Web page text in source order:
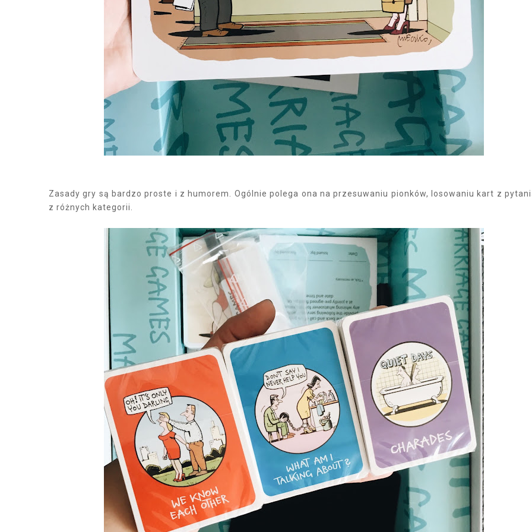
Zasady gry są bardzo proste i z humorem. Ogólnie polega ona na przesuwaniu pionków, losowaniu kart z
z różnych kategorii.